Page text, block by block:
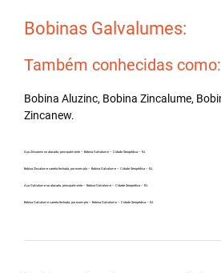
Bobinas Galvalumes:
Também conhecidas como:
Bobina Aluzinc, Bobina Zincalume,
Zincanew.
Aço Zincanew no atacado, principalmente – Bobina Galvalume – Cidade Seropédica – RJ.
Bobina Zincalume carreta fechada, por exemplo – Bobina Galvalume – Cidade Seropédica – RJ.
Aço Galvalume no atacado, principalmente – Bobina Galvalume – Cidade Seropédica – RJ.
Bobina Galvalume carreta fechada, por exemplo – Bobina Galvalume – Cidade Seropédica – RJ.